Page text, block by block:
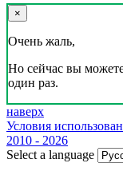
×
Очень жаль,
Но сейчас вы
один раз.
наверх
Условия
2010 - 2026
Select a language